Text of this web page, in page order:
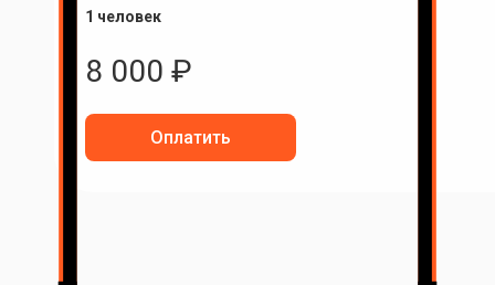
1 человек
8 000 ₽
Оплатить